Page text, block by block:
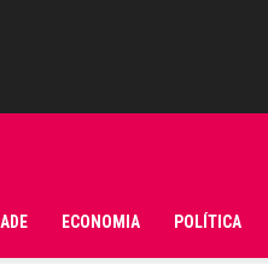
ECONOMIA POLÍTICA